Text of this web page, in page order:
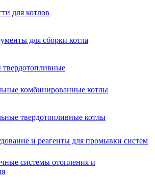
для котлов
для сборки котла
твердотопливные
комбинированные котлы
твердотопливные котлы
и реагенты для промывки систем
системы отопления и